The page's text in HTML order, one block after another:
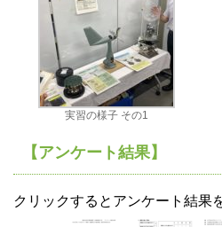
実習の様子 その1
【アンケート結果】
クリックするとアンケート結果